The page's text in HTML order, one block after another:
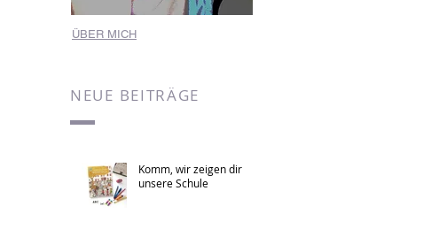
ÜBER MICH
NEUE BEITRÄGE
Komm, wir zeigen dir
unsere Schule